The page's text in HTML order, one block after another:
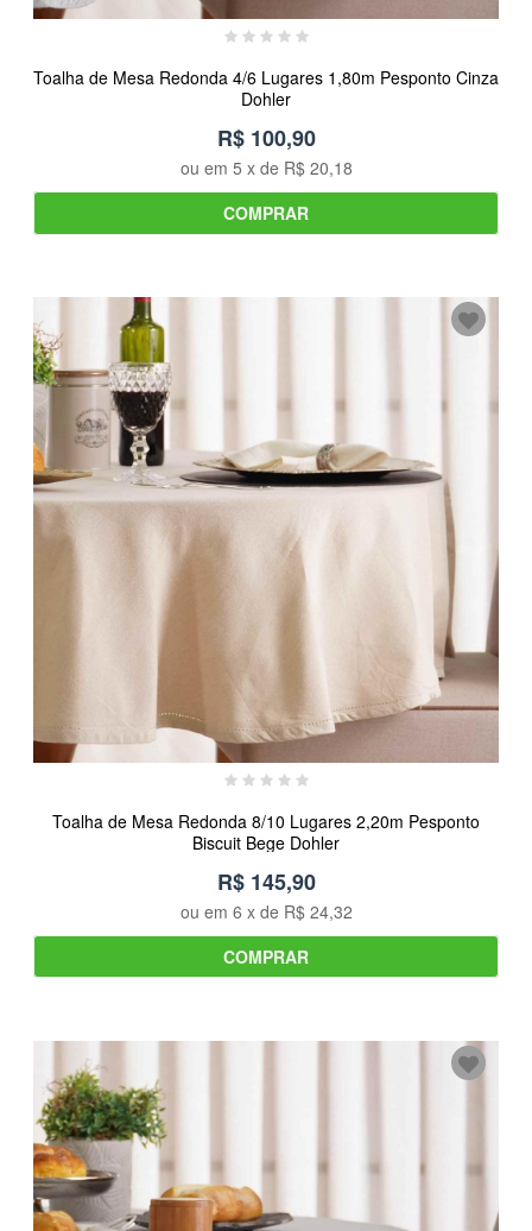
Toalha de Mesa Redonda 4/6 Lugares 1,80m Pesponto Cinza
Dohler
R$ 100,90
ou em 5 x de R$ 20,18
COMPRAR
Toalha de Mesa Redonda 8/10 Lugares 2,20m Pesponto
Biscuit Bege Dohler
R$ 145,90
ou em 6 x de R$ 24,32
COMPRAR